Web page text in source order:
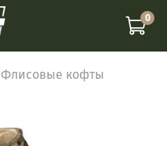
0
Флисовые кофты